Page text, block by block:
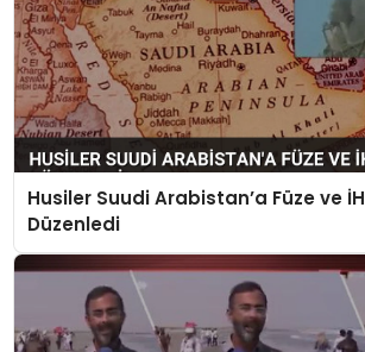
Husiler Suudi Arabistan’a Füze ve
Düzenledi